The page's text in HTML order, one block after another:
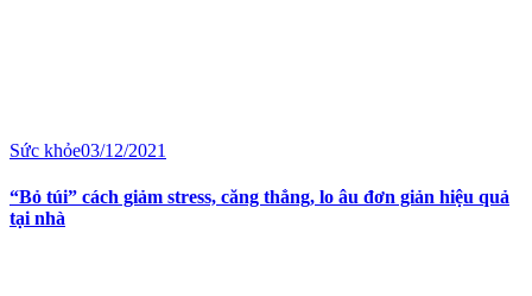
Sức khỏe03/12/2021
“Bỏ túi” cách giảm stress, căng thẳng, lo âu đơn giản hiệu quả
tại nhà